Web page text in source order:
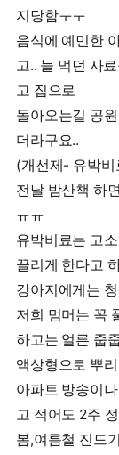
지당함ㅜㅜ
음식에 예민한
고.. 늘 먹던 사
고 집으로
돌아오는길 공
더라구요..
(개선제- 유박비
전날 밤산책 하
ㅠㅠ
유박비료는 고
끌리게 한다고
강아지에게는
저희 멈머는 꼭
하고는 얼른 줍
액상형으로 뿌
아파트 방송이
고 적어도 2주
봄,여름철 진드